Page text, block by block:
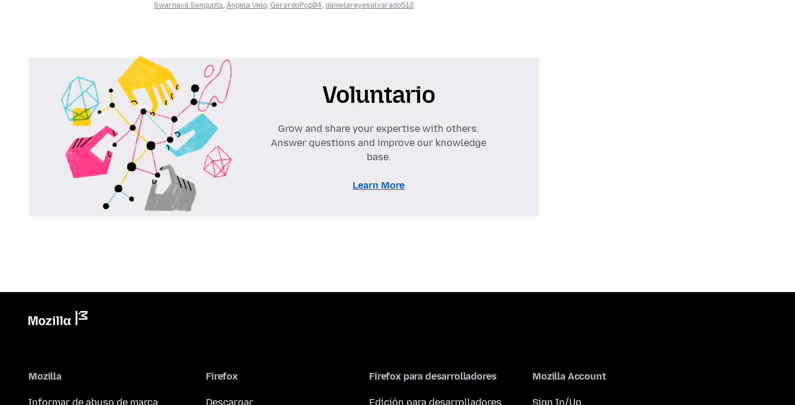
Swarnava Sengupta Ángela Velo GerardoPcp04 danielareyesalvarado512
Voluntario
Grow and share your expertise with others.
Answer questions and improve our knowledge
base.
Learn More
Mozilla
Informar de abuso de marca
Firefox
Descargar
Firefox para desarrolladores
Edición para desarrolladores
Mozilla Account
Sign In/Up